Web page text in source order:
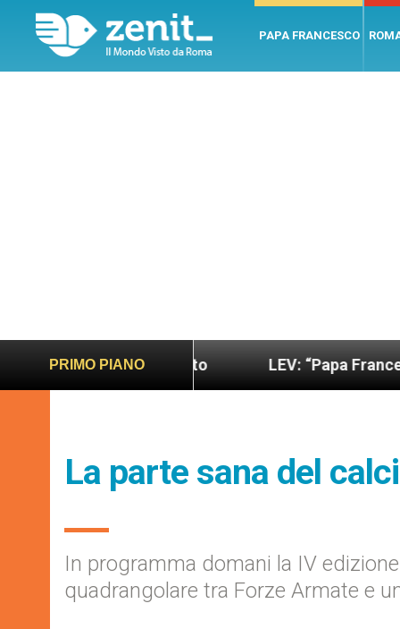
PAPA FRANCESCO
PRIMO PIANO
sano e giusto LEV: “Papa Francesco. Un
La parte sana del
In programma domani la IV
quadrangolare tra Forze Armate e